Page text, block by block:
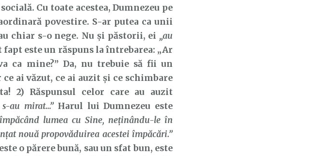
Cu toate acestea, Dumnezeu pe
povestire. S-ar putea ca unii
chiar s-o nege. Nu și păstorii, ei „au
fapt este un răspuns la întrebarea: „Ar
ca mine?” Da, nu trebuie să fii un
ai văzut, ce ai auzit și ce schimbare
2) Răspunsul celor care au auzit
au mirat…”Harul lui Dumnezeu este
lumea cu Sine, neținându-le în
nouă propovăduirea acestei împăcări.”
o părere bună, sau un sfat bun, este